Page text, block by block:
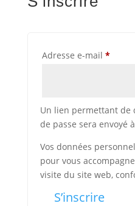
Adresse e-mail *
Un lien permettant de
de passe sera envoyé
Vos données
pour vous
visite du site web,
S’inscrire